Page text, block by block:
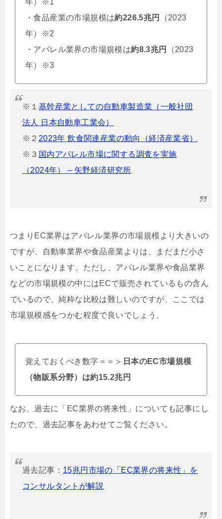
・食品産業の市場規模は約226.5兆円
（2023
年）※2
・アパレル業界の市場規模は約8.3兆円
（2023
年）※3
※１ 基幹産業としての自動車製造業（一般社団
法人 日本自動車工業会）
※２ 2023年 飲食関連産業の動向（経済産業省）
※３ 国内アパレル市場に関する調査を実施
（2024年） – 矢野経済研究所
つまりEC業界はアパレル業界の市場規模より大きいの
ですが、自動車業界や食品産業よりは、まだまだ小さ
いことになります。ただし、アパレル業界や食品業界
などの市場規模の中にはECで販売されているもの含ん
でいるので、純粋な比較は難しいのですが、ここでは
市場規模感をつかむ程度で良いでしょう。
覚えておくべき数字＝＝＞ 日本のEC市場規模
（物販系分野）は約15.2兆円
なお、過去に「EC業界の将来性」についても記事にし
たので、過去記事をあわせてご覧ください。
過去記事： 15兆円市場の「EC業界の将来性」を
コンサルタントが解説